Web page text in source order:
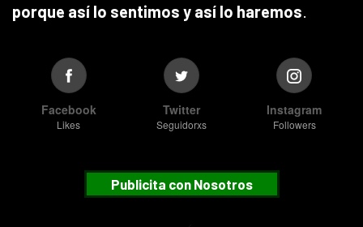
porque así lo sentimos y así lo haremos.
Facebook
Likes
Twitter
Seguidorxs
Instagram
Followers
Publicita con Nosotros